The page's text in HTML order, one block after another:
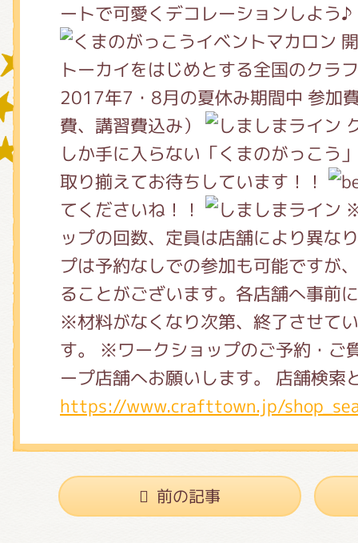
ートで可愛くデコレーションしよう♪
トーカイをはじめとする全国のクラ
2017年7・8月の夏休み期間中 参加
費、講習費込み）
しか手に入らない「くまのがっこう
取り揃えてお待ちしています！！
てくださいね！！
ップの回数、定員は店舗により異な
プは予約なしでの参加も可能ですが
ることがございます。各店舗へ事前
※材料がなくなり次第、終了させて
す。 ※ワークショップのご予約・ご
ープ店舗へお願いします。 店舗検
https://www.crafttown.jp/
前の記事
ミュージカル・コンサート
おたのしみコンテンツ(クイズ・
チア ジャッキーズ！
くまのがっこう しょくいんしつ
くまのがっこう 家庭科部